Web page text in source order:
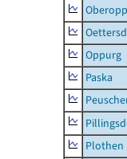
Oppurg
Paska
Plothen